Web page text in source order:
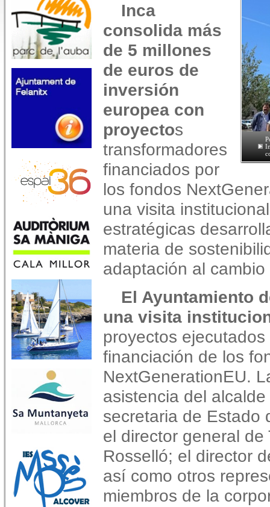
Inca
consolida más
de 5 millones
de euros de
inversión
europea con
proyectos
transformadores
financiados por
los fondos
una visita
estratégicas
materia de
adaptación al cambio
El Ayuntamiento
una visita
proyectos
financiación de los
NextGenerationEU.
asistencia del
secretaria de Estado
el director general
Rosselló; el director
así como otros
miembros de la